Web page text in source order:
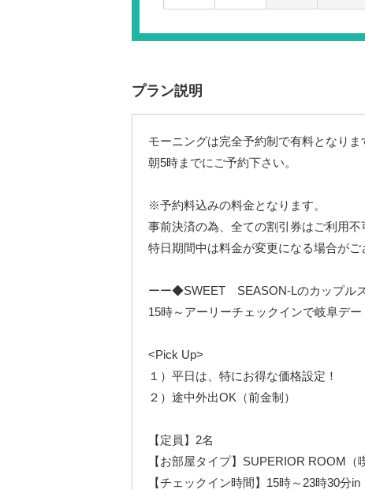
プラン説明
モーニングは完全予約制で有料となりま
朝5時までにご予約下さい。
※予約料込みの料金となります。
事前決済の為、全ての割引券はご利用不
特日期間中は料金が変更になる場合がご
ーー◆SWEET SEASON-Lのカップル
15時～アーリーチェックインで岐阜デー
<Pick Up>
１）平日は、特にお得な価格設定！
２）途中外出OK（前金制）
【定員】2名
【お部屋タイプ】SUPERIOR ROOM（
【チェックイン時間】15時～23時30分in